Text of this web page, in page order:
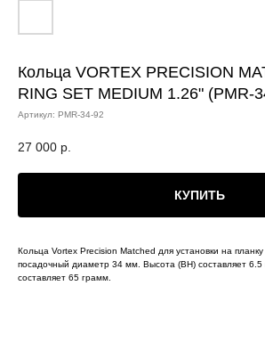
Кольца VORTEX PRECISION
RING SET MEDIUM 1.26" (PMR-
Артикул: PMR-34-92
27 000 р.
КУПИТЬ
Кольца Vortex Precision Matched для установки на
посадочный диаметр 34 мм. Высота (BH) составляет
составляет 65 грамм.